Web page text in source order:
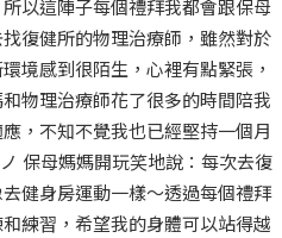
以這陣子每個禮拜我都會跟保母
復健所的物理治療師，雖然對於
境感到很陌生，心裡有點緊張，
物理治療師花了很多的時間陪我
，不知不覺我也已經堅持一個月
保母媽媽開玩笑地說：每次去復
健身房運動一樣～透過每個禮拜
練習，希望我的身體可以站得越